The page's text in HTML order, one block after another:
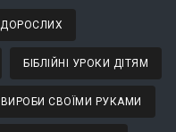
ДОРОСЛИХ
БІБЛІЙНІ УРОКИ ДІТЯМ
ВИРОБИ СВОЇМИ РУКАМИ